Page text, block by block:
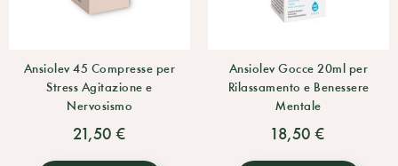
Ansiolev 45 Compresse per
Stress Agitazione e
Nervosismo
21,50 €
Ansiolev Gocce 20ml per
Rilassamento e Benessere
Mentale
18,50 €